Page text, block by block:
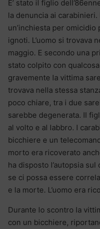
E’ stato il figlio
la denuncia ai
un’inchiesta per
ignoti. L’uomo si trovava
maggio. E secondo una
stato colpito con
gravemente la vittima
trovava nella stessa
poco chiare, tra i due
sarebbe degenerata. Il
al volto e al labbro. I
bicchiere e un
morto era ricoverato
ha disposto l’autopsia
se ci possa essere
e la morte. L’uomo era
Durante lo scontro la
con un bicchiere,